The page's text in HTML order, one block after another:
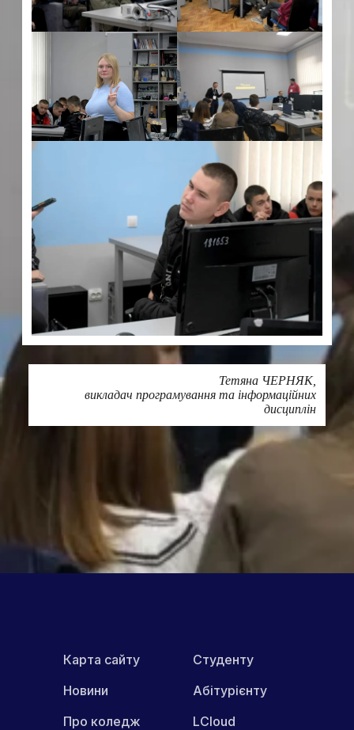
Тетяна ЧЕРНЯК,
викладач програмування та інформаційних
дисциплін
ПОШИРИТИ В МЕРЕЖАХ:
Карта сайту
Новини
Про коледж
Студенту
Абітурієнту
LCloud